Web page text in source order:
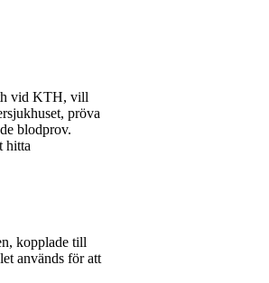
vid KTH, vill
pröva
blodprov.
hitta
kopplade till
används för att